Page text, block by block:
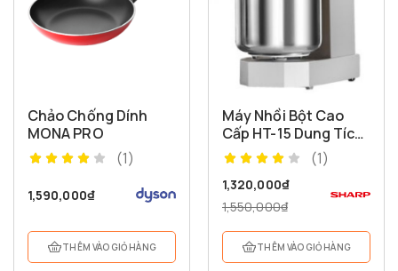
Chảo Chống Dính
MONA PRO
(1)
1,590,000₫
THÊM VÀO GIỎ HÀNG
Máy Nhồi Bột Cao
Cấp HT-15 Dung Tích
15 Lít
(1)
1,550,000₫
1,320,000₫
THÊM VÀO GIỎ HÀNG